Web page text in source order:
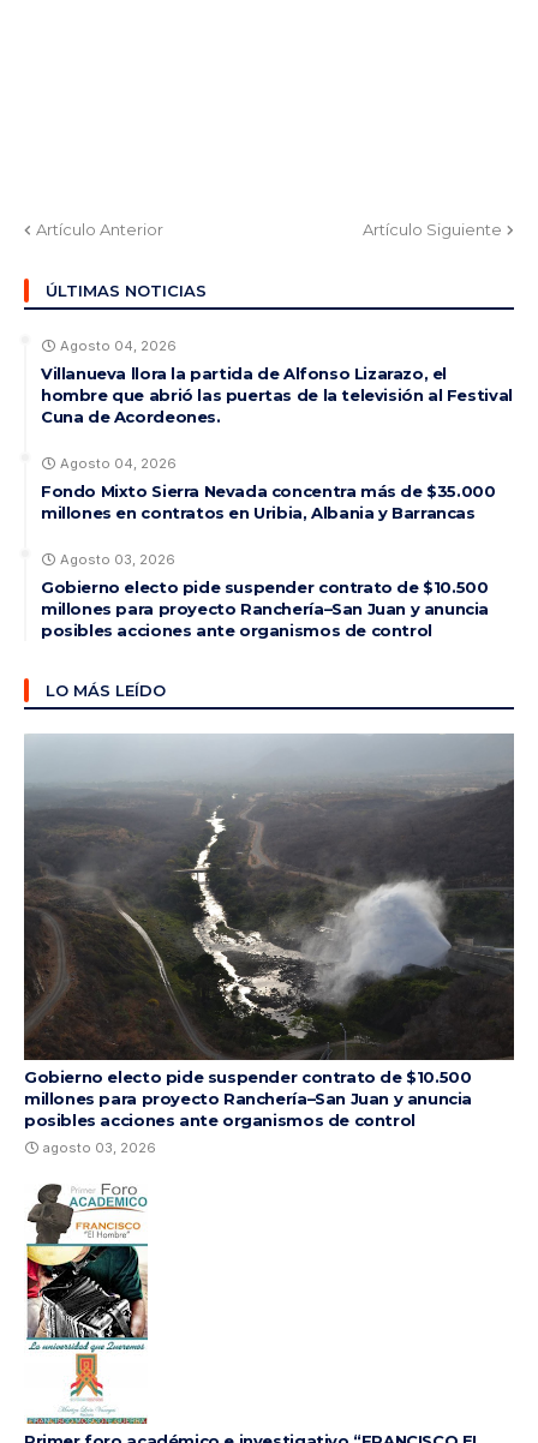
Artículo Anterior Artículo Siguiente
ÚLTIMAS NOTICIAS
Agosto 04, 2026
Villanueva llora la partida de Alfonso Lizarazo, el
hombre que abrió las puertas de la televisión al Festival
Cuna de Acordeones.
Agosto 04, 2026
Fondo Mixto Sierra Nevada concentra más de $35.000
millones en contratos en Uribia, Albania y Barrancas
Agosto 03, 2026
Gobierno electo pide suspender contrato de $10.500
millones para proyecto Ranchería–San Juan y anuncia
posibles acciones ante organismos de control
LO MÁS LEÍDO
Gobierno electo pide suspender contrato de $10.500
millones para proyecto Ranchería–San Juan y anuncia
posibles acciones ante organismos de control
agosto 03, 2026